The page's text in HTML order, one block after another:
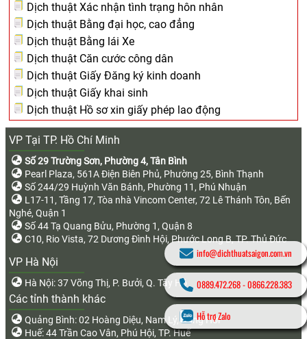
Dịch thuật Xác nhận tình trạng hôn nhân
Dịch thuật Bằng đại học, cao đẳng
Dịch thuật Bằng lái Xe
Dịch thuật Căn cước công dân
Dịch thuật Giấy Đăng ký kinh doanh
Dịch thuật Giấy khai sinh
Dịch thuật Hồ sơ xin giấy phép lao động
VP Tại TP. Hồ Chí Minh
Số 29 Trường Sơn, Phường 4, Tân Bình
Pearl Plaza, 561A Điện Biên Phủ, Phường 25, Bình Thạnh
Số 244/29 Huỳnh Văn Bánh, Phường 11, Phú Nhuận
L17-11, Tầng 17, Tòa nhà Vincom Center, 72 Lê Thánh Tôn, Bến
Nghé, Quận 1
Số 44 Tạ Quang Bửu, Phường 1, Quận 8
C10, Rio Vista, 72 Dương Đình Hội, Phước Long B, TP. Thủ Đức
VP Hà Nội
Hà Nội: 37 Võng Thị, P. Bưởi, Q. Tây Hồ
Các tỉnh thành khác
Quảng Bình: 02 Hoàng Diệu, Nam Lý, Đồng Hới
Huế: 44 Trần Cao Vân, Phú Hội, TP. Huế
info@dichthuatsaigon.com.vn
0889.472.268-0866.228.383
Hỗ trợ Zalo